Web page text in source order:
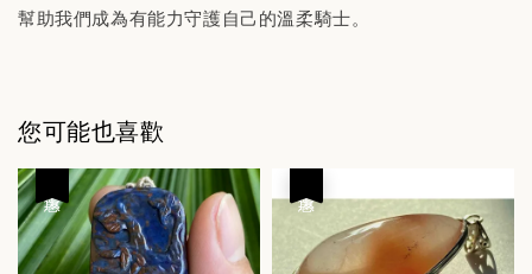
幫助我們成為有能力守護自己的溫柔騎士。
您可能也喜歡